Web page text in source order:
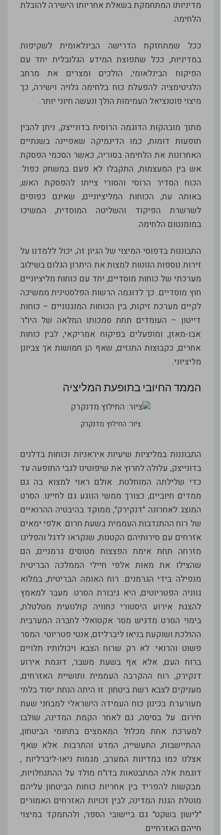
מדיניותו המתחמקת בשאלת אחריותו הישירה להובלת
הלחימה.
ככל שמתחזקת הדרישה הבינלאומית לשקיפות
במדיניות, ככל שתפוצת המידע הגלובלית יחד עם
הפיקוח הבינלאומי, הולכים ומצרים את מרחב
הלגיטימציה להפעלת כוח בלחימה גלויה וישירה, כך
מיצוי פוטנציאל העמימות הולך ונעשה חיוני יותר.
מתוך מובהקות הדוגמה הרוסית בדונייצק, ניתן להבין
תופעות דומות, כמו הדינמיקה שאפיינה בשנתיים
האחרונות את הלחימה בסוריה, כאשר הסכמי הפסקת
אש בין המעצמות, התקבלו לא פעם במשחק כפול:
הכוח הסדיר הרוסי והסורי צייתו להפסקת האש,
באותה עת, הכוחות המליציוניים, שאינם כפופים
לשרשרת הפיקוד והשליטה המוסדית, המשיכו
במומנטום הלחימה.
התבוננות בדפוסי המיצוי של הגיון זה, יכול ללמדנו על
זירות נוספות הנוטות למצות את היתרון הגלום בשילוב
מערכתי של כוחות מוסדיים, יחד עם כוחות מליציוניים
חוץ מוסדיים. כך לדוגמה הרשות הפלסטינית ממשיכה
לקיים מערכת זיקות, בין הכוחות המנגנוניים – כוחות
דייטון – העומדים תחת סמכותו המלאה של היו"ר
אבו-מאזן, ומופעלים בפיקוח אמריקאי, לבין כוחות
אחרים, כקבוצות התנזים, שאף הן חמושות אך צביונן
מליציוני.
הממד החיובי בתופעת המליציה
ציור: החילוץ מדנקרק
התבוננות במליציות שיעיות איראניות וכוחות בדלנים
בדונייצק, עלולה לחרוץ את שיפוטינו לגבי התופעה עד
כדי שלילתה המוחלטת. אולם ראוי למצוא בה גם
ממדים חיוביים, כצורך ממשי הנוגע גם לחיינו. הסרט
המוצג לאחרונה "דנקירק", ממוקד בהיבטיה ההרואיים
של רוח ההתנדבות העממית בשעת חרום. אלפי ימאים
אזרחים עם סירותיהם הקטנות, שנקראו לדגל והפליגו
מזרחה תחת אימת הפצצות מטוסים גרמניים, הם
שהצילו את מאות אלפי חיילי הממלכה הבריטית
מנפילה בידי הגרמנים. רוח האומה הבריטית, במלוא
גווניה הפטריוטים, היא גיבורת הסרט. מעבר למאמץ
להצגת אירוע היסטורי כחוויה קולנועית מטלטלת,
בימוי הסרט מדגיש מסר אקטואלי לחברה המערבית
ההולכת ושוקעת בניאו ליברליזם, אנטי פטריוטי. המסר
פשוט והרואי: לא רק שרוח הצבא ויכולותיו תלויים
ברוח העם, אלא אף בשעת משבר, דוגמת אירוע
דנקירק, רוח ההקרבה העממית ותושיית האזרחים,
מעניקים לצבא רשת ביטחון. זו היתה הנחת יסוד בלתי
מעורערת בכינון כוח העמידה הישראלי למבחני שעת
חירום. על בסיסה, גם לאחר הקמת המדינה, שולבו
למערכת אחת מכלול המאמצים בתחומי הביטחון,
ההתיישבות, התעשייה, המדע והתרבות. אלא שאף
אצלנו כמו במדינות המערב, מגמות ניאו-ליברליות ,
דוגמת אלה המתבטאות בדו"ח מולד על ההתנחלויות,
מבקשות להפריד בין אחריות כוחות הביטחון עליהם
מוטלת הגנת המדינה, לבין זכויות האזרחים האמורים
"לישון בשקט" גם ביישובי הספר, ולהתמקד במיצוי
חייהם האזרחיים.